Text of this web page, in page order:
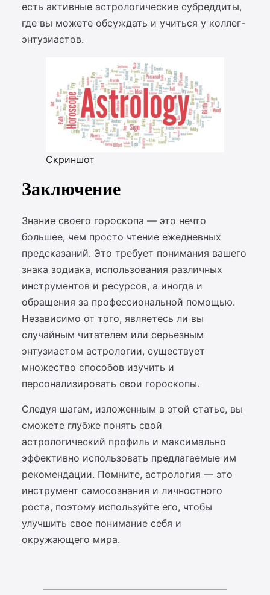
есть активные астрологические субреддиты,
где вы можете обсуждать и учиться у коллег-
энтузиастов.
Скриншот
Заключение
Знание своего гороскопа — это нечто
большее, чем просто чтение ежедневных
предсказаний. Это требует понимания вашего
знака зодиака, использования различных
инструментов и ресурсов, а иногда и
обращения за профессиональной помощью.
Независимо от того, являетесь ли вы
случайным читателем или серьезным
энтузиастом астрологии, существует
множество способов изучить и
персонализировать свои гороскопы.
Следуя шагам, изложенным в этой статье, вы
сможете глубже понять свой
астрологический профиль и максимально
эффективно использовать предлагаемые им
рекомендации. Помните, астрология — это
инструмент самосознания и личностного
роста, поэтому используйте его, чтобы
улучшить свое понимание себя и
окружающего мира.